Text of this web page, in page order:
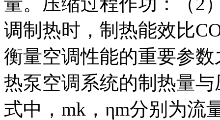
调制热时，制热能效比
衡量空调性能的重要参
热泵空调系统的制热量
式中，mk，ηm分别为流